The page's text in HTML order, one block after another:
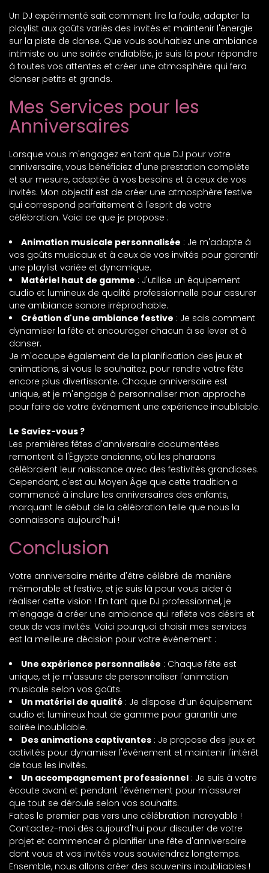
Un DJ expérimenté sait comment lire la foule, adapter la
playlist aux goûts variés des invités et maintenir l'énergie
sur la piste de danse. Que vous souhaitiez une ambiance
intimiste ou une soirée endiablée, je suis là pour répondre
à toutes vos attentes et créer une atmosphère qui fera
danser petits et grands.
Mes Services pour les
Anniversaires
Lorsque vous m'engagez en tant que DJ pour votre
anniversaire, vous bénéficiez d'une prestation complète
et sur mesure, adaptée à vos besoins et à ceux de vos
invités. Mon objectif est de créer une atmosphère festive
qui correspond parfaitement à l'esprit de votre
célébration. Voici ce que je propose :
Animation musicale personnalisée : Je m'adapte à
vos goûts musicaux et à ceux de vos invités pour garantir
une playlist variée et dynamique.
Matériel haut de gamme : J'utilise un équipement
audio et lumineux de qualité professionnelle pour assurer
une ambiance sonore irréprochable.
Création d'une ambiance festive : Je sais comment
dynamiser la fête et encourager chacun à se lever et à
danser.
Je m'occupe également de la planification des jeux et
animations, si vous le souhaitez, pour rendre votre fête
encore plus divertissante. Chaque anniversaire est
unique, et je m'engage à personnaliser mon approche
pour faire de votre événement une expérience inoubliable.
Le Saviez-vous ?
Les premières fêtes d'anniversaire documentées
remontent à l'Égypte ancienne, où les pharaons
célébraient leur naissance avec des festivités grandioses.
Cependant, c'est au Moyen Âge que cette tradition a
commencé à inclure les anniversaires des enfants,
marquant le début de la célébration telle que nous la
connaissons aujourd'hui !
Conclusion
Votre anniversaire mérite d'être célébré de manière
mémorable et festive, et je suis là pour vous aider à
réaliser cette vision ! En tant que DJ professionnel, je
m'engage à créer une ambiance qui reflète vos désirs et
ceux de vos invités. Voici pourquoi choisir mes services
est la meilleure décision pour votre événement :
Une expérience personnalisée : Chaque fête est
unique, et je m'assure de personnaliser l'animation
musicale selon vos goûts.
Un matériel de qualité : Je dispose d’un équipement
audio et lumineux haut de gamme pour garantir une
soirée inoubliable.
Des animations captivantes : Je propose des jeux et
activités pour dynamiser l'événement et maintenir l'intérêt
de tous les invités.
Un accompagnement professionnel : Je suis à votre
écoute avant et pendant l'événement pour m'assurer
que tout se déroule selon vos souhaits.
Faites le premier pas vers une célébration incroyable !
Contactez-moi dès aujourd'hui pour discuter de votre
projet et commencer à planifier une fête d'anniversaire
dont vous et vos invités vous souviendrez longtemps.
Ensemble, nous allons créer des souvenirs inoubliables !